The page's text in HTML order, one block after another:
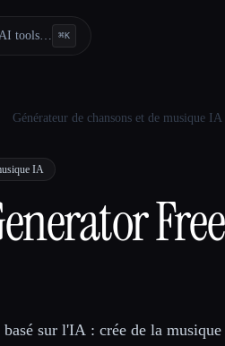
AI tools… ⌘K
Générateur de chansons et de musique IA
IA
Free
basé sur l'IA : crée de la